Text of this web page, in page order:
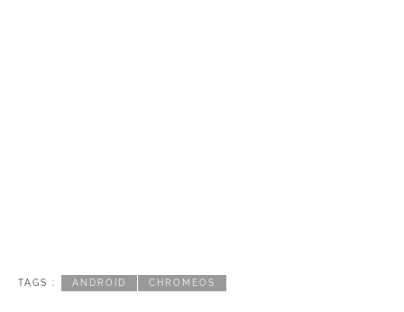
TAGS : ANDROID CHROMEOS